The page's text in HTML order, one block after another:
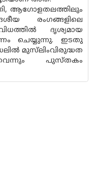
ആഗോളതലത്തിലും
രംഗങ്ങളിലെ
ദൃശ്യമായ
ചെയ്യുന്നു. ഇടതു
മുസ്‌ലിംവിരുദ്ധത
പുസ്തകം